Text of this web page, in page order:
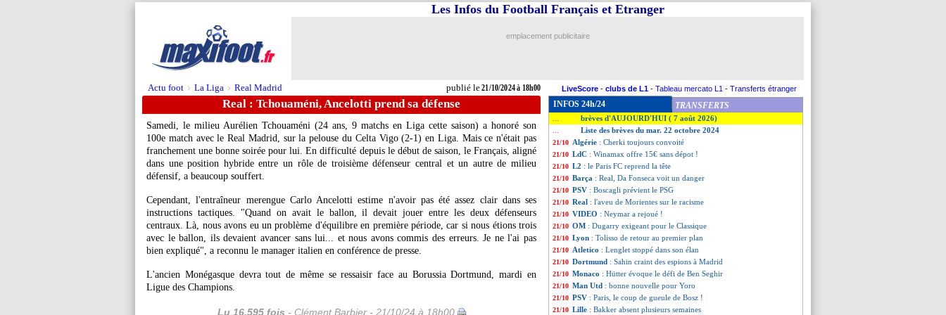
Actu foot > La Liga > Real Madrid publié le21/10/2024 à 18h00
Les Infos du Football Français et Etranger
emplacement publicitaire
LiveScore - clubs de L1 - Tableau mercato L1 - Transferts étranger
Real : Tchouaméni, Ancelotti prend sa défense
Samedi, le milieu Aurélien Tchouaméni (24 ans, 9 matchs en Liga cette saison) a honoré son
100e match avec le Real Madrid, sur la pelouse du Celta Vigo (2-1) en Liga. Mais ce n'était pas
franchement une bonne soirée pour lui. En difficulté depuis le début de saison, le Français, aligné
dans une position hybride entre un rôle de troisième défenseur central et un autre de milieu
défensif, a beaucoup souffert.
Cependant, l'entraîneur merengue Carlo Ancelotti estime n'avoir pas été assez clair dans ses
instructions tactiques. "Quand on avait le ballon, il devait jouer entre les deux défenseurs
centraux. Là, nous avons eu un problème d'équilibre en première période, car si nous étions trois
avec le ballon, ils devaient avancer sans lui... et nous avons commis des erreurs. Je ne l'ai pas
bien expliqué", a reconnu le manager italien en conférence de presse.
L'ancien Monégasque devra tout de même se ressaisir face au Borussia Dortmund, mardi en
Ligue des Champions.
Lu 16.595 fois - Clément Barbier - 21/10/24 à 18h00
INFOS 24h/24 TRANSFERTS
brèves d'AUJOURD'HUI ( 7 août 2026)
Liste des brèves du mar. 22 octobre 2024
21/10 Algérie : Cherki toujours convoité
21/10 LdC : Winamax offre 15€ sans dépot !
21/10 L2 : le Paris FC reprend la tête
21/10 Barça : Real, Da Fonseca voit un danger
21/10 PSV : Boscagli prévient le PSG
21/10 Real : l'aveu de Morientes sur le racisme
21/10 VIDEO : Neymar a rejoué !
21/10 OM : Dugarry exigeant pour le Classique
21/10 Lyon : Tolisso de retour au premier plan
21/10 Atletico : Lenglet stoppé dans son élan
21/10 Dortmund : Sahin craint des espions à Madrid
21/10 Monaco : Hütter évoque le défi de Ben Seghir
21/10 Man Utd : bonne nouvelle pour Yoro
21/10 PSV : Paris, le coup de gueule de Bosz !
21/10 Lille : Bakker absent plusieurs semaines